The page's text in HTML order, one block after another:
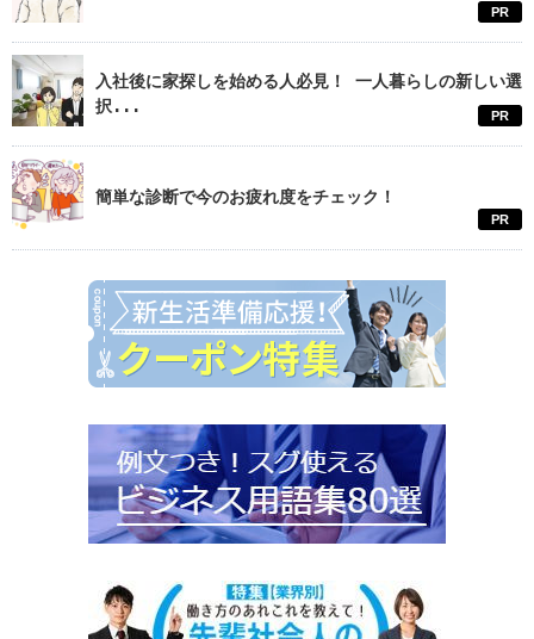
PR
入社後に家探しを始める人必見！ 一人暮らしの新しい選
択...
PR
簡単な診断で今のお疲れ度をチェック！
PR